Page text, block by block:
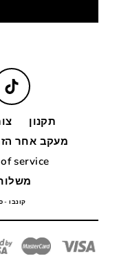
TikTok
תקנון
מעקב אחר
service
| קונבו